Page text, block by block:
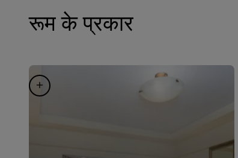
रूम के प्रकार